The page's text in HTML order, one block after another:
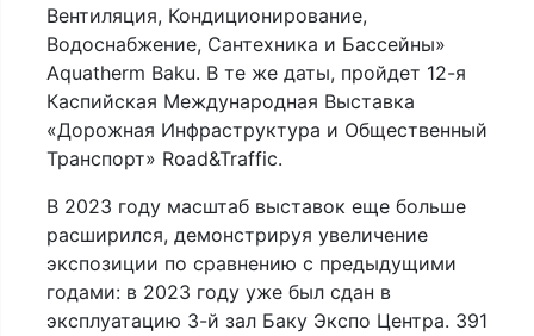
Вентиляция, Кондиционирование,
Водоснабжение, Сантехника и Бассейны»
Aquatherm Baku. В те же даты, пройдет 12-я
Каспийская Международная Выставка
«Дорожная Инфраструктура и Общественный
Транспорт» Road&Traffic.
В 2023 году масштаб выставок еще больше
расширился, демонстрируя увеличение
экспозиции по сравнению с предыдущими
годами: в 2023 году уже был сдан в
эксплуатацию 3-й зал Баку Экспо Центра. 391